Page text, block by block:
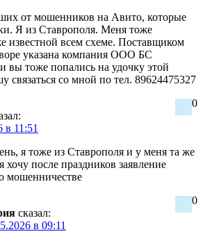
от мошенников на Авито, которые
Я из Ставрополя. Меня тоже
известной всем схеме. Поставщиком
указана компания ООО БС
вы тоже попались на удочку этой
связаться со мной по тел. 89624475327
0
в 11:51
я тоже из Ставрополя и у меня та же
хочу после праздников заявление
мошенничестве
0
сказал:
в 09:11